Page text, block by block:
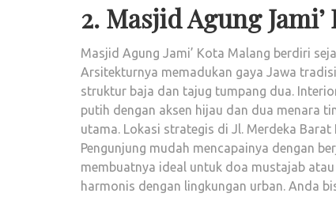
2. Masjid Agung
Masjid Agung Jami’ Kota Malang berdiri
Arsitekturnya memadukan gaya Jawa
struktur baja dan tajug tumpang dua.
putih dengan aksen hijau dan dua menara
utama. Lokasi strategis di Jl. Merdeka
Pengunjung mudah mencapainya dengan
membuatnya ideal untuk doa mustajab
harmonis dengan lingkungan urban. Anda